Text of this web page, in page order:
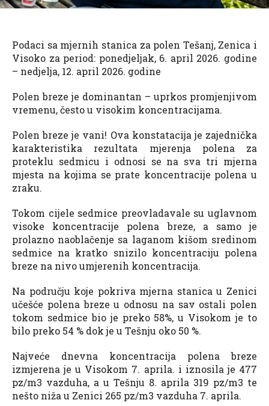
Podaci sa mjernih stanica za polen Tešanj, Zenica i
Visoko za period: ponedjeljak, 6. april 2026. godine
– nedjelja, 12. april 2026. godine
Polen breze je dominantan – uprkos promjenjivom
vremenu, često u visokim koncentracijama.
Polen breze je vani! Ova konstatacija je zajednička
karakteristika rezultata mjerenja polena za
proteklu sedmicu i odnosi se na sva tri mjerna
mjesta na kojima se prate koncentracije polena u
zraku.
Tokom cijele sedmice preovladavale su uglavnom
visoke koncentracije polena breze, a samo je
prolazno naoblačenje sa laganom kišom sredinom
sedmice na kratko snizilo koncentraciju polena
breze na nivo umjerenih koncentracija.
Na području koje pokriva mjerna stanica u Zenici
učešće polena breze u odnosu na sav ostali polen
tokom sedmice bio je preko 58%, u Visokom je to
bilo preko 54 % dok je u Tešnju oko 50 %.
Najveće dnevna koncentracija polena breze
izmjerena je u Visokom 7. aprila. i iznosila je 477
pz/m3 vazduha, a u Tešnju 8. aprila 319 pz/m3 te
nešto niža u Zenici 265 pz/m3 vazduha 7. aprila.